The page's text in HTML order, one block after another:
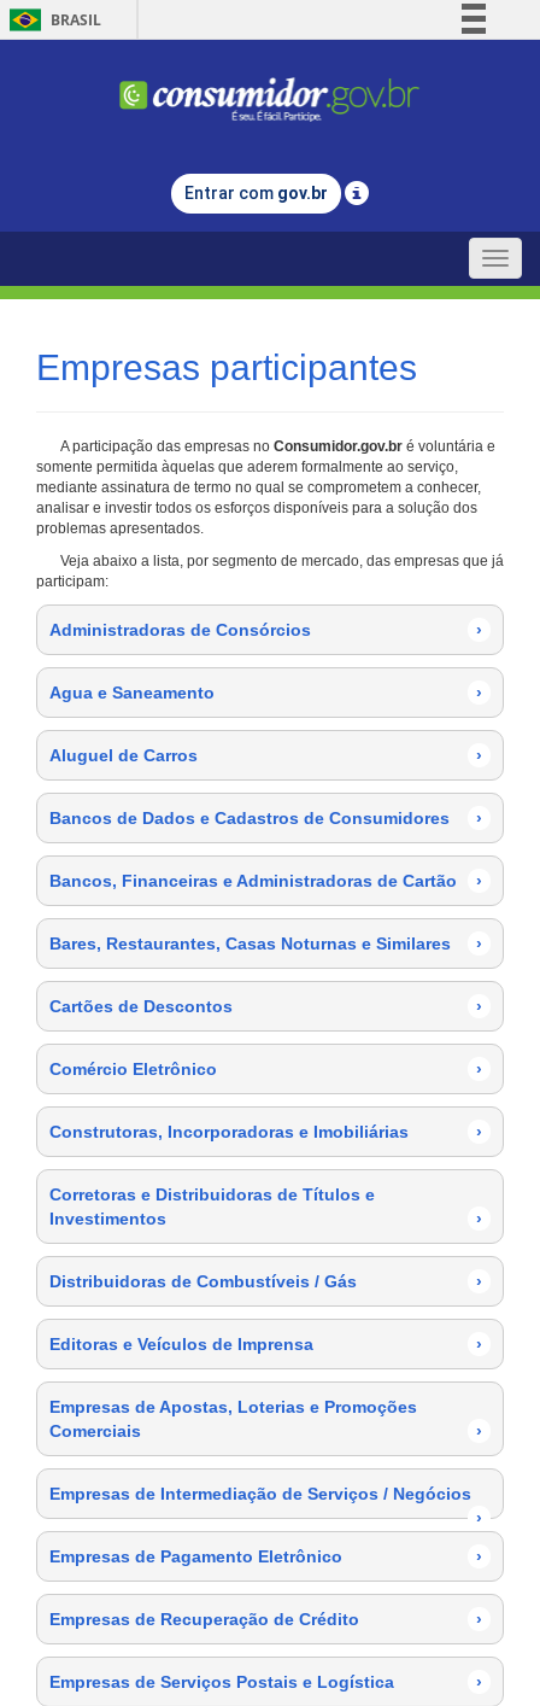
BRASIL
Comunica BR
Legislação
Entrar com gov.br
Toggle
Empresas participantes
A participação das empresas no Consumidor.gov.br é voluntária e
somente permitida àquelas que aderem formalmente ao serviço,
mediante assinatura de termo no qual se comprometem a conhecer,
analisar e investir todos os esforços disponíveis para a solução dos
problemas apresentados.
Veja abaixo a lista, por segmento de mercado, das empresas que já
participam:
Administradoras de Consórcios ›
Agua e Saneamento ›
Aluguel de Carros ›
Bancos de Dados e Cadastros de Consumidores ›
Bancos, Financeiras e Administradoras de Cartão ›
Bares, Restaurantes, Casas Noturnas e Similares ›
Cartões de Descontos ›
Comércio Eletrônico ›
Construtoras, Incorporadoras e Imobiliárias ›
Corretoras e Distribuidoras de Títulos e
Investimentos
›
Distribuidoras de Combustíveis / Gás ›
Editoras e Veículos de Imprensa ›
Empresas de Apostas, Loterias e Promoções
Comerciais
›
Empresas de Intermediação de Serviços / Negócios
›
Empresas de Pagamento Eletrônico
›
Empresas de Recuperação de Crédito ›
Empresas de Serviços Postais e Logística ›